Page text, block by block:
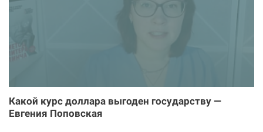
Какой курс доллара выгоден государству —
Евгения Поповская